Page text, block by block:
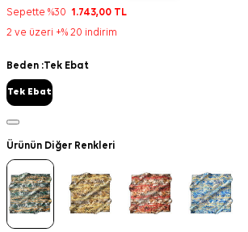
Sepette %30 1.743,00 TL
2 ve üzeri +% 20 indirim
Beden :Tek Ebat
Tek Ebat
Ürünün Diğer Renkleri